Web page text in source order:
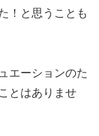
！と思うことも
エーションのた
とはありませ